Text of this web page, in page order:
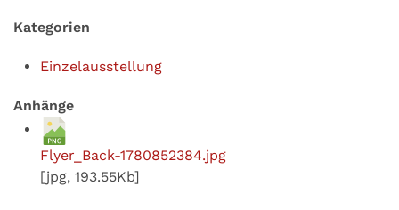
Kategorien
Einzelausstellung
Anhänge
Flyer_Back-1780852384.jpg
[jpg, 193.55Kb]